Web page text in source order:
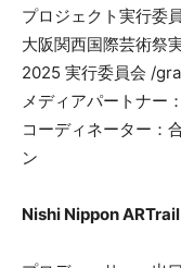
プロジェクト実行委
大阪関西国際芸術祭
2025 実行委員会 /
メディアパートナー
コーディネーター：
ン
Nishi Nippon ARTrail